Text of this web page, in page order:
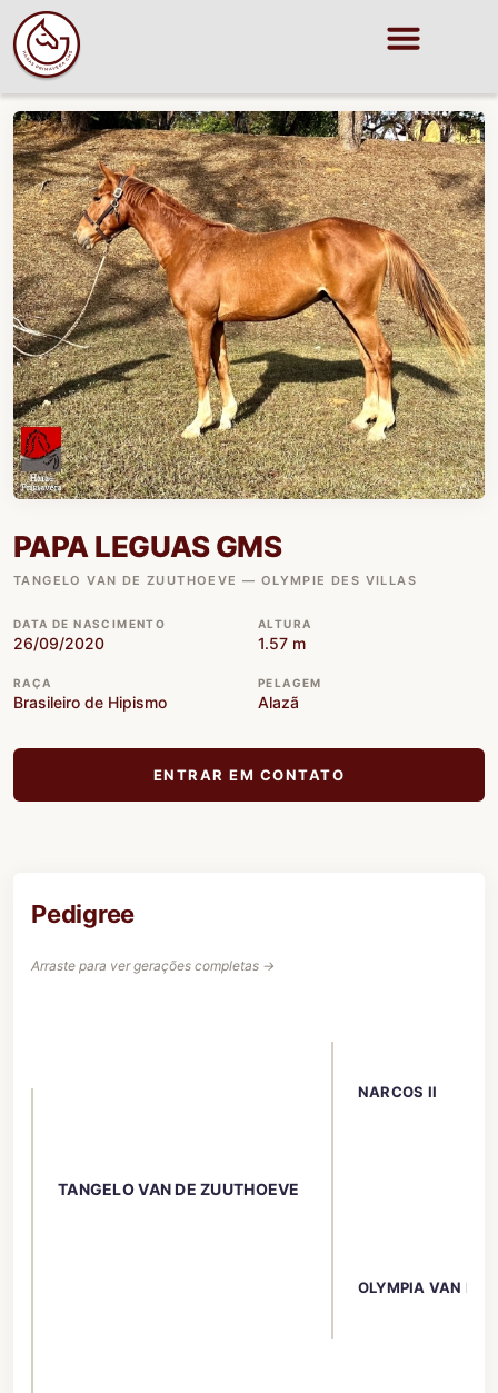
PAPA LEGUAS GMS
TANGELO VAN DE ZUUTHOEVE — OLYMPIE DES VILLAS
DATA DE NASCIMENTO
26/09/2020
ALTURA
1.57 m
RAÇA
Brasileiro de Hipismo
PELAGEM
Alazã
ENTRAR EM CONTATO
Pedigree
Arraste para ver gerações completas →
TANGELO VAN DE ZUUTHOEVE
NARCOS II
OLYMPIA VAN DE